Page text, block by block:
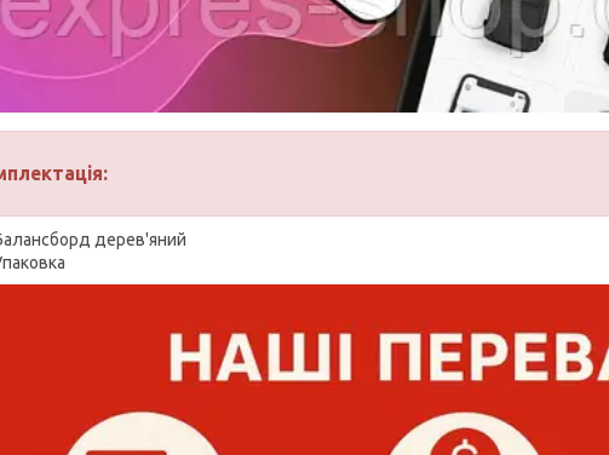
дерев'яний